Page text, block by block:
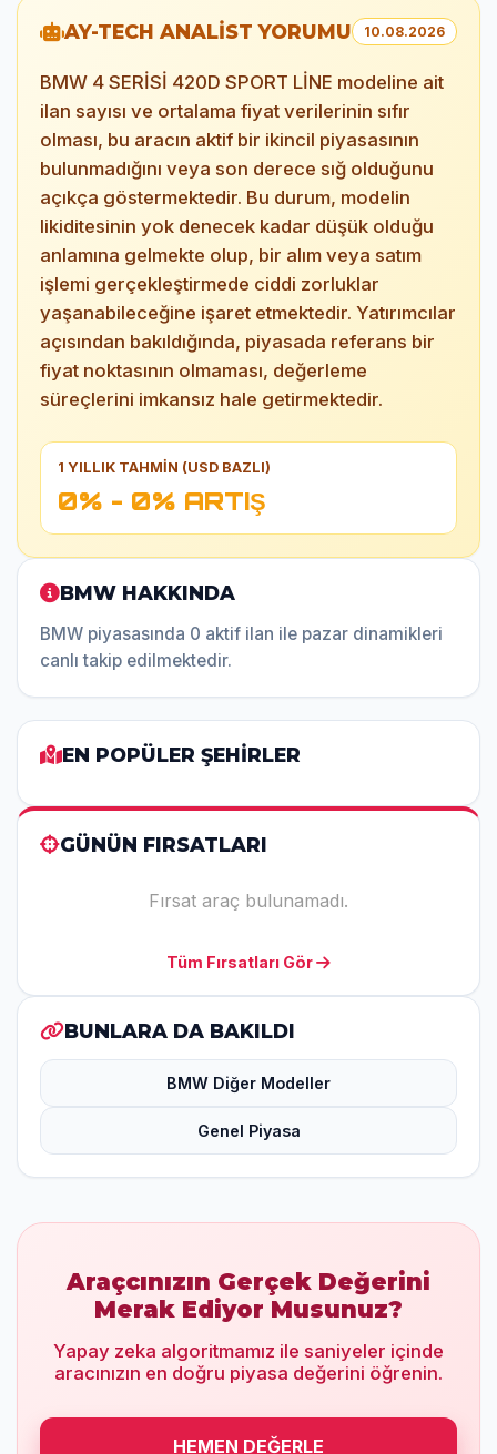
AY-TECH ANALİST YORUMU 10.08.2026
BMW 4 SERİSİ 420D SPORT LİNE modeline ait
ilan sayısı ve ortalama fiyat verilerinin sıfır
olması, bu aracın aktif bir ikincil piyasasının
bulunmadığını veya son derece sığ olduğunu
açıkça göstermektedir. Bu durum, modelin
likiditesinin yok denecek kadar düşük olduğu
anlamına gelmekte olup, bir alım veya satım
işlemi gerçekleştirmede ciddi zorluklar
yaşanabileceğine işaret etmektedir. Yatırımcılar
açısından bakıldığında, piyasada referans bir
fiyat noktasının olmaması, değerleme
süreçlerini imkansız hale getirmektedir.
1 YILLIK TAHMİN (USD BAZLI)
0% - 0% ARTIŞ
BMW HAKKINDA
BMW piyasasında 0 aktif ilan ile pazar dinamikleri
canlı takip edilmektedir.
EN POPÜLER ŞEHİRLER
GÜNÜN FIRSATLARI
Fırsat araç bulunamadı.
Tüm Fırsatları Gör
BUNLARA DA BAKILDI
BMW Diğer Modeller
Genel Piyasa
Araçcınızın Gerçek Değerini
Merak Ediyor Musunuz?
Yapay zeka algoritmamız ile saniyeler içinde
aracınızın en doğru piyasa değerini öğrenin.
HEMEN DEĞERLE